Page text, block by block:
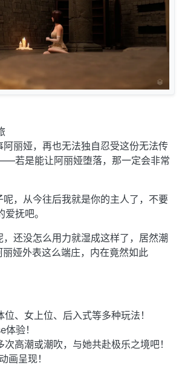
丽娅，再也无法独自忍受这份无法传
若是能让阿丽娅堕落，那一定会非常
，从今往后我就是你的主人了，不要
抚吧。
还没怎么用力就湿成这样了，居然潮
娅外表这么端庄，内在竟然如此
、女上位、后入式等多种玩法！
验！
高潮或潮吹，与她共赴极乐之境吧！
画呈现！